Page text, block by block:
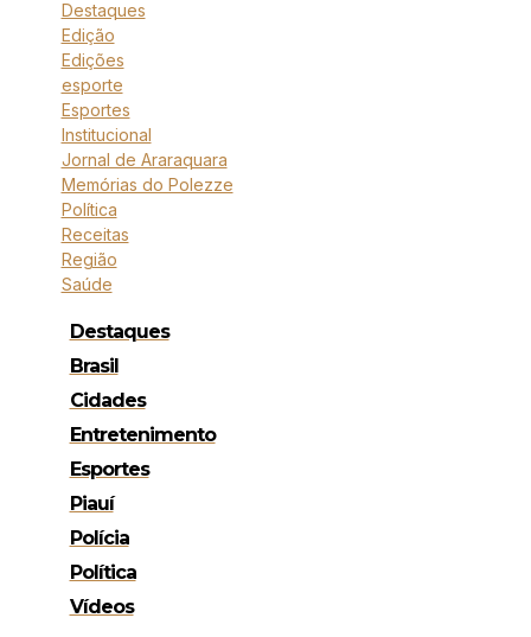
Destaques
Edição
Edições
esporte
Esportes
Institucional
Jornal de Araraquara
Memórias do Polezze
Política
Receitas
Região
Saúde
Destaques
Brasil
Cidades
Entretenimento
Esportes
Piauí
Polícia
Política
Vídeos